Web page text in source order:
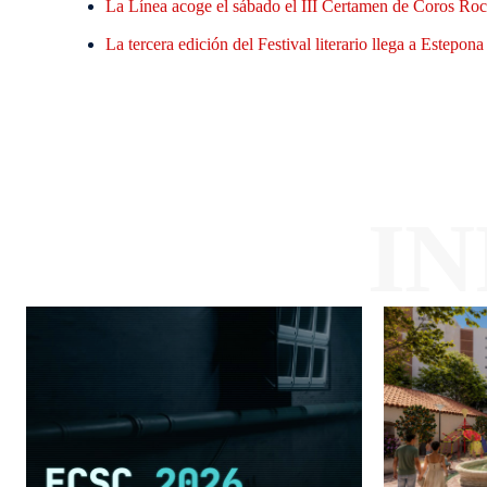
La Línea acoge el sábado el III Certamen de Coros
La tercera edición del Festival literario llega a